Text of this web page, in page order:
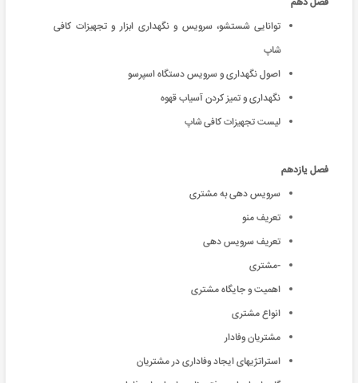
توانایی شستشو، سرویس و نگهداری ابزار و تجهیزات کافی
شاپ
اصول نگهداری و سرویس دستگاه اسپرسو
نگهداری و تمیز کردن آسیاب قهوه
لیست تجهیزات کافی شاپ
فصل یازدهم
سرویس دهی به مشتری
تعریف منو
تعریف سرویس دهی
-مشتری
اهمیت و جایگاه مشتری
انواع مشتری
مشتریان وفادار
استراتژیهای ایجاد وفاداری در مشتریان